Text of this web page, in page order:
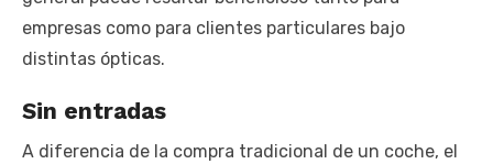
empresas como para clientes particulares bajo
distintas ópticas.
Sin entradas
A diferencia de la compra tradicional de un coche, el